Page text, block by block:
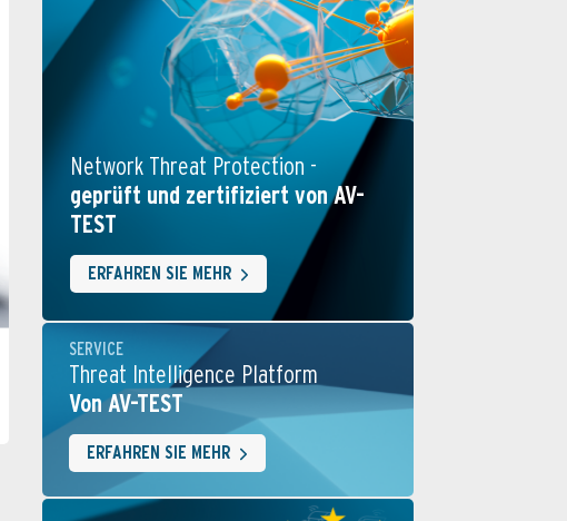
Network Threat Protection -
geprüft und zertifiziert von AV-
TEST
ERFAHREN SIE MEHR
SERVICE
Threat Intelligence Platform
Von AV-TEST
ERFAHREN SIE MEHR